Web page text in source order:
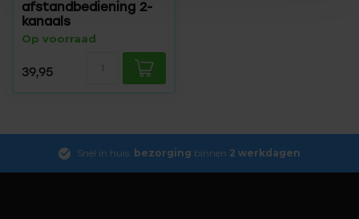
afstandbediening 2-
kanaals
Op voorraad
39,95
Snel in huis: bezorging binnen 2 werkdagen